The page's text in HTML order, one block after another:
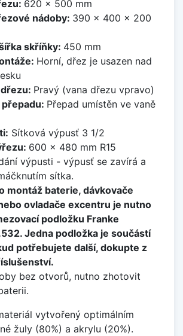
620 x 500 mm
nádoby: 390 x 400 x 200
skříňky: 450 mm
Horní, dřez je usazen nad
Pravý (vana dřezu vpravo)
Přepad umístěn ve vaně
Sítková výpusť 3 1/2
600 x 480 mm R15
výpusti - výpusť se zavírá a
sítka.
montáž baterie, dávkovače
ovladače excentru je nutno
podložku Franke
Jedna podložka je součástí
potřebujete další, dokupte z
bez otvorů, nutno zhotovit
vytvořený optimálním
žuly (80%) a akrylu (20%).